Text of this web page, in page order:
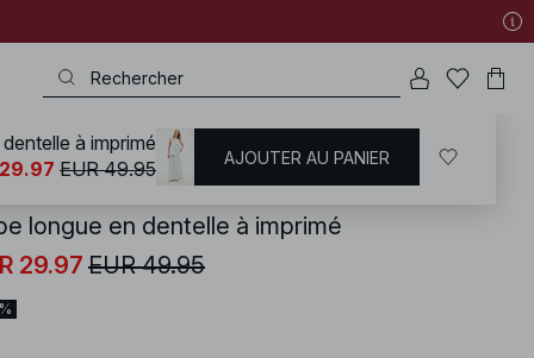
/ Jupes / Jupes longues
longue en dentelle à imprimé
29.97 EUR 49.95
à imprimé
EUR 49.95 AJOUTER AU PANIER